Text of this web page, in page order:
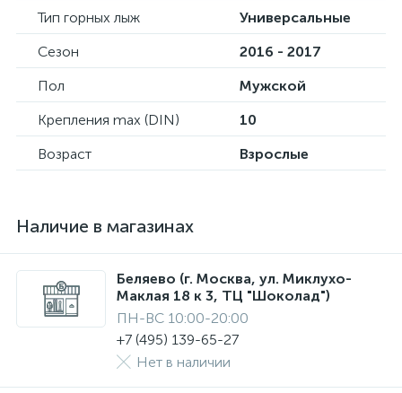
Тип горных лыж
Универсальные
Сезон
2016 - 2017
Пол
Мужской
Крепления max (DIN)
10
Возраст
Взрослые
Наличие в магазинах
Беляево (г. Москва, ул. Миклухо-
Маклая 18 к 3, ТЦ "Шоколад")
ПН-ВС 10:00-20:00
+7 (495) 139-65-27
Нет в наличии